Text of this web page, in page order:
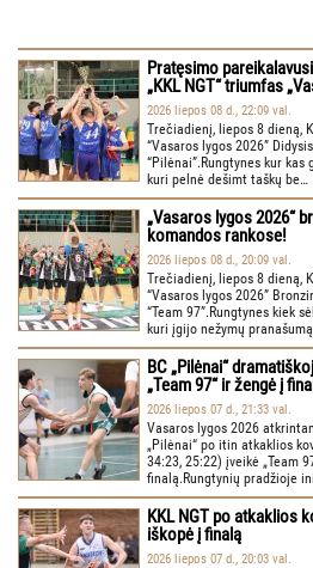
Pratęsimo
„KKL NGT“ triumfas
2026 liepos 08 d., 22:09 val.
Trečiadienį, liepos 8 dieną,
“Vasaros lygos 2026”
“Pilėnai”.Rungtynes kur kas
kuri pelnė dešimt taškų be…
„Vasaros lygos 2026“
komandos rankose!
2026 liepos 08 d., 20:09 val.
Trečiadienį, liepos 8 dieną,
“Vasaros lygos 2026”
“Team 97”.Rungtynes kiek
kuri įgijo nežymų
BC „Pilėnai“
„Team 97“ ir žengė į
2026 liepos 07 d., 21:33 val.
Vasaros lygos 2026
„Pilėnai“ po itin atkaklios
34:23, 25:22) įveikė „Team
finalą.Rungtynių pradžioje
KKL NGT po atkaklios
iškopė į finalą
2026 liepos 07 d., 20:03 val.